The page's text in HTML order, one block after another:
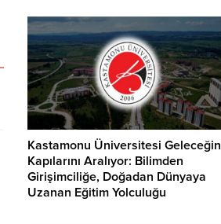
Kastamonu Üniversitesi Geleceğin
Kapılarını Aralıyor: Bilimden
Girişimciliğe, Doğadan Dünyaya
Uzanan Eğitim Yolculuğu